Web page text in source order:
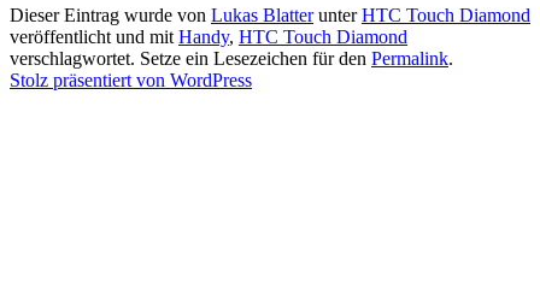
Dieser Eintrag wurde von Lukas BlatterunterHTC Touch Diamond
veröffentlicht und mit Handy, HTC Touch Diamond
verschlagwortet. Setze ein Lesezeichen für den Permalink.
Stolz präsentiert von WordPress